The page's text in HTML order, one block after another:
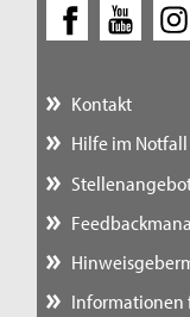
Kontakt
Hilfe im Notfall
Informationen